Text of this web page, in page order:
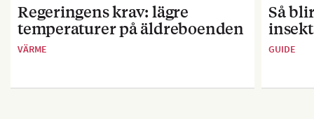
Regeringens krav: lägre
temperaturer på äldreboenden
VÄRME
Så
GUIDE